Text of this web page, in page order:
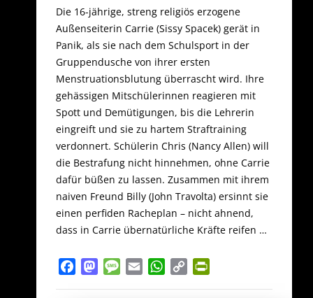
Die 16-jährige, streng religiös erzogene
Außenseiterin Carrie (Sissy Spacek) gerät in
Panik, als sie nach dem Schulsport in der
Gruppendusche von ihrer ersten
Menstruationsblutung überrascht wird. Ihre
gehässigen Mitschülerinnen reagieren mit
Spott und Demütigungen, bis die Lehrerin
eingreift und sie zu hartem Straftraining
verdonnert. Schülerin Chris (Nancy Allen) will
die Bestrafung nicht hinnehmen, ohne Carrie
dafür büßen zu lassen. Zusammen mit ihrem
naiven Freund Billy (John Travolta) ersinnt sie
einen perfiden Racheplan – nicht ahnend,
dass in Carrie übernatürliche Kräfte reifen …
FacebookMastodon
Message
Email WhatsApp
Copy